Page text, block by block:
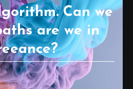
Can we
are we in